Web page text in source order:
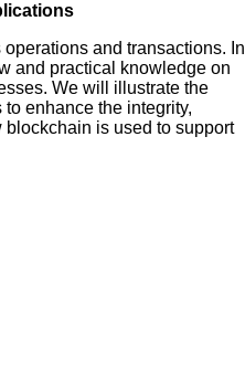
and transactions. In
and practical knowledge on
We will illustrate the
enhance the integrity,
is used to support